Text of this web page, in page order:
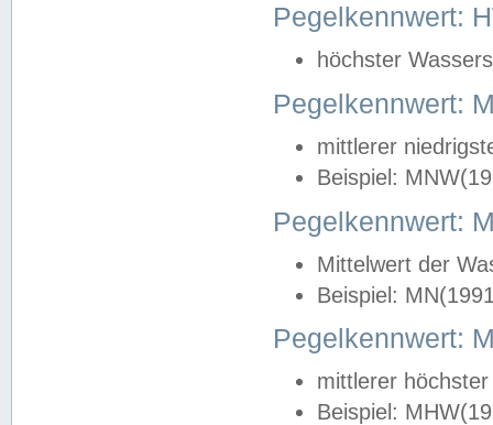
Pegelkennwert:
höchster
Pegelkennwert:
mittlerer
Beispiel:
Pegelkennwert:
Mittelwert der
Beispiel:
Pegelkennwert:
mittlerer
Beispiel: